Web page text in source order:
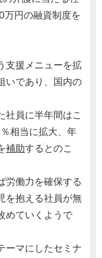
万円の融資制度を
支援メニューを拡
いであり、国内の
社員に半年間はこ
相当に拡大、年
補助するとのこ
労働力を確保する
を抱える社員が無
めていくようで
ーマにしたセミナ